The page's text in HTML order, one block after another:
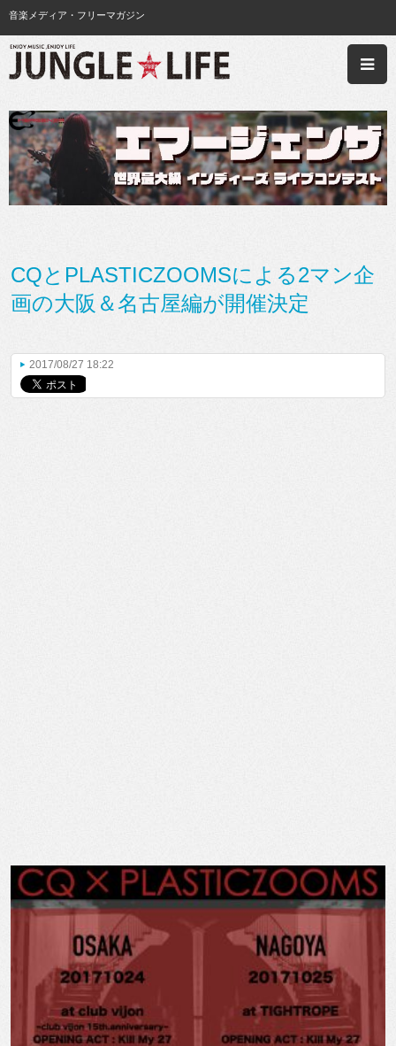
音楽メディア・フリーマガジン
CQとPLASTICZOOMSによる2マン企
画の大阪＆名古屋編が開催決定
2017/08/27 18:22